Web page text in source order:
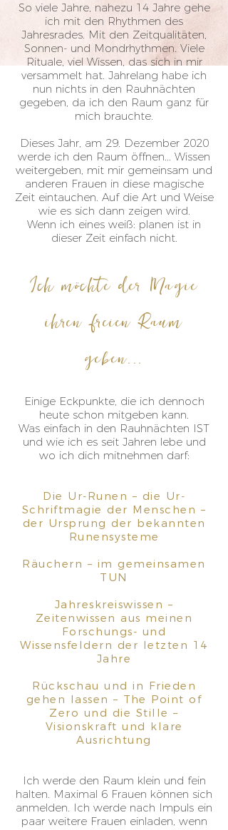
So viele Jahre, nahezu 14 Jahre gehe
ich mit den Rhythmen des
Jahresrades. Mit den Zeitqualitäten,
Sonnen- und Mondrhythmen. Viele
Rituale, viel Wissen, das sich in mir
versammelt hat. Jahrelang habe ich
nun nichts in den Rauhnächten
gegeben, da ich den Raum ganz für
mich brauchte.
Dieses Jahr, am 29. Dezember 2020
werde ich den Raum öffnen... Wissen
weitergeben, mit mir gemeinsam und
anderen Frauen in diese magische
Zeit eintauchen. Auf die Art und Weise
wie es sich dann zeigen wird.
Wenn ich eines weiß: planen ist in
dieser Zeit einfach nicht.
Ich möchte der Magie
ihren freien Raum
geben...
Einige Eckpunkte, die ich dennoch
heute schon mitgeben kann.
Was einfach in den Rauhnächten IST
und wie ich es seit Jahren lebe und
wo ich dich mitnehmen darf:
Die Ur-Runen – die Ur-
Schriftmagie der Menschen –
der Ursprung der bekannten
Runensysteme
Räuchern – im gemeinsamen
TUN
Jahreskreiswissen –
Zeitenwissen aus meinen
Forschungs- und
Wissensfeldern der letzten 14
Jahre
Rückschau und in Frieden
gehen lassen – The Point of
Zero und die Stille –
Visionskraft und klare
Ausrichtung
Ich werde den Raum klein und fein
halten. Maximal 6 Frauen können sich
anmelden. Ich werde nach Impuls ein
paar weitere Frauen einladen, wenn